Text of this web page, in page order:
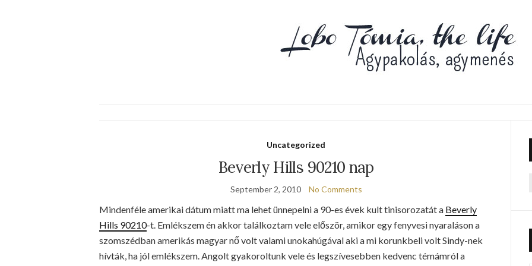
Uncategorized
Beverly Hills 90210 nap
September 2, 2010 No Comments
Mindenféle amerikai dátum miatt ma lehet ünnepelni a 90-es évek kult tinisorozatát a Beverly
Hills 90210-t. Emlékszem én akkor találkoztam vele először, amikor egy fenyvesi nyaraláson a
szomszédban amerikás magyar nő volt valami unokahúgával aki a mi korunkbeli volt Sindy-nek
hívták, ha jól emlékszem. Angolt gyakoroltunk vele és legszívesebben kedvenc témámról a